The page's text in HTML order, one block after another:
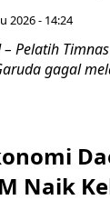
2026 - 14:24
– Pelatih
gagal
Naik